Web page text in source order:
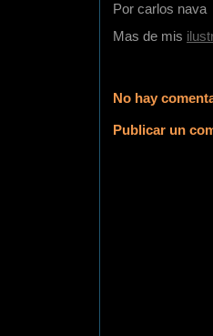
Por carlos nava
Mas de mis
No hay
Publicar un